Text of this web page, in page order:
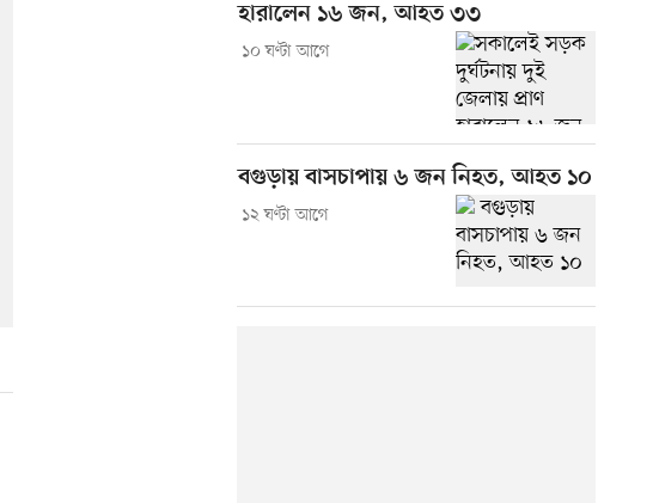
হারালেন ১৬ জন, আহত ৩৩
১০ ঘণ্টা আগে
বগুড়ায় বাসচাপায় ৬ জন নিহত, আহত ১০
১২ ঘণ্টা আগে